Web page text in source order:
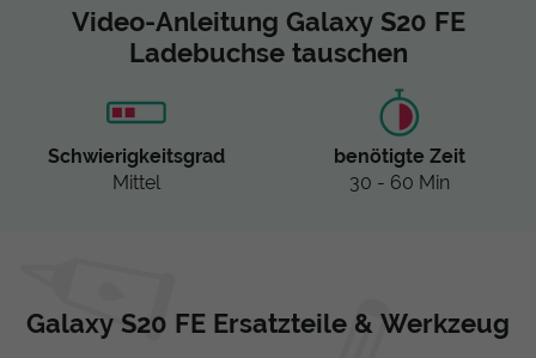
Video-Anleitung Galaxy S20 FE
Ladebuchse tauschen
Schwierigkeitsgrad
Mittel
benötigte Zeit
30 - 60 Min
Galaxy S20 FE Ersatzteile & Werkzeug